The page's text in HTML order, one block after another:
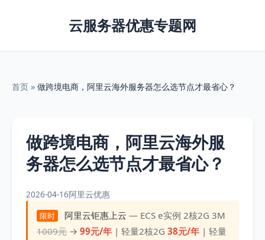
云服务器优惠专题网
首页 » 做跨境电商，阿里云海外服务器怎么选节点才最省心？
做跨境电商，阿里云海外服
务器怎么选节点才最省心？
2026-04-16阿里云优惠
限时 阿里云钜惠上云 — ECS e实例 2核2G 3M
1009元 →99元/年 | 轻量2核2G38元/年 | 轻量